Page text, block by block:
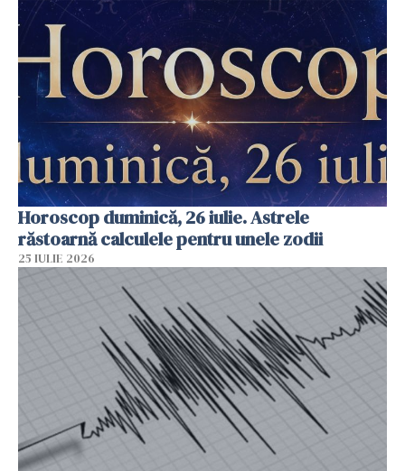
Horoscop duminică, 26 iulie. Astrele
răstoarnă calculele pentru unele zodii
25 IULIE 2026